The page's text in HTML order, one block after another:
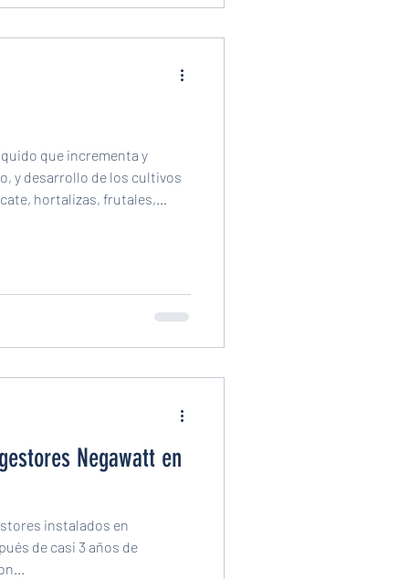
que incrementa y
y desarrollo de los cultivos
hortalizas, frutales,
Negawatt en
instalados en
de casi 3 años de